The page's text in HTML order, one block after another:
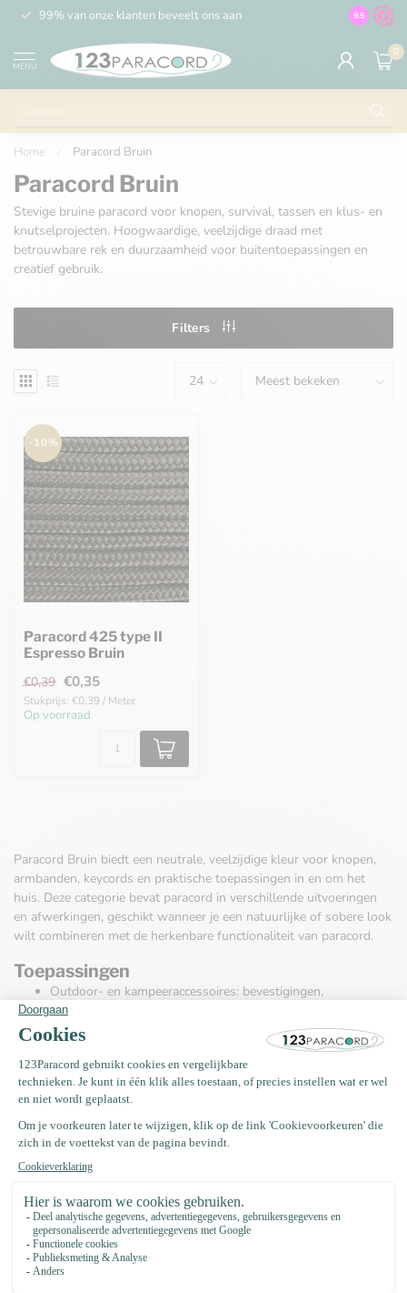
99% van onze klanten beveelt ons aan 100% de
9.5
MENU
0
Home Paracord Bruin
Paracord Bruin
Stevige bruine paracord voor knopen, survival, tassen en klus- en
knutselprojecten. Hoogwaardige, veelzijdige draad met
betrouwbare rek en duurzaamheid voor buitentoepassingen en
creatief gebruik.
Filters
-10%
Paracord 425 type II
Espresso Bruin
€0,39 €0,35
Stukprijs: €0,39 / Meter
Op voorraad
Paracord Bruin biedt een neutrale, veelzijdige kleur voor knopen,
armbanden, keycords en praktische toepassingen in en om het
huis. Deze categorie bevat paracord in verschillende uitvoeringen
en afwerkingen, geschikt wanneer je een natuurlijke of sobere look
wilt combineren met de herkenbare functionaliteit van paracord.
Toepassingen
Outdoor- en kampeeraccessoires: bevestigingen,
zaksluitingen en kleine reparaties.
Sieraden en accessoires: armbanden, lanyards en
sleutelhangers met een ingetogen uitstraling.
DIY-projecten en hobbygebruik: touwwerk, handgrepen en
decoratieve knooptechnieken.
Waarop letten bij keuze
Kijk bij het kiezen naar eigenschappen die relevant zijn voor je
project: de dikte en flexibiliteit van het koord, de afwerking van de
soepelheid en afwerking belangrijk; voor bevestigingen is de
combinatie van kern en mantel bij de productomschrijving relevant.
Controleer productdetails om zeker te zijn dat de specificaties
passen bij jouw toepassing.